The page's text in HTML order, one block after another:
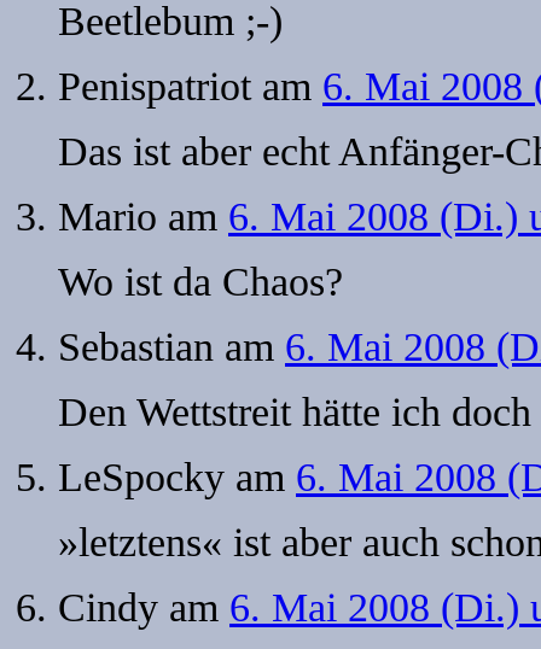
Beetlebum ;-)
Penispatriotam 6. Mai 2008
Das ist aber echt Anfänger-
Mario am 6. Mai 2008 (Di.)
Wo ist da Chaos?
Sebastian am 6. Mai 2008
Den Wettstreit hätte ich
LeSpocky am 6. Mai 2008
»letztens« ist aber auch
Cindy am 6. Mai 2008 (Di.)